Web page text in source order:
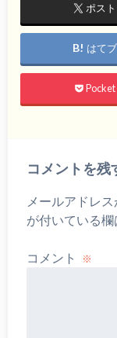
ポスト
はてブ
Pocket
コメントを残
メールアドレ
が付いている
コメント ※